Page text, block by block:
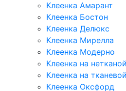
Клеенка Амарант
Клеенка Бостон
Клеенка Делюкс
Клеенка Мирелла
Клеенка Модерно
Клеенка на
Клеенка на
Клеенка Оксфорд